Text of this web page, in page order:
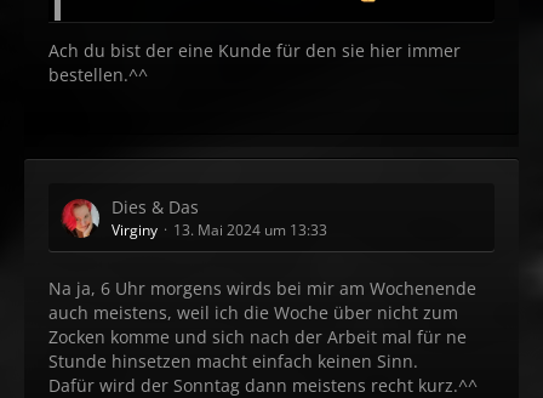
Ach du bist der eine Kunde für den sie hier immer
bestellen.^^
Dies & Das
Virginy 13. Mai 2024 um 13:33
Na ja, 6 Uhr morgens wirds bei mir am Wochenende
auch meistens, weil ich die Woche über nicht zum
Zocken komme und sich nach der Arbeit mal für ne
Stunde hinsetzen macht einfach keinen Sinn.
Dafür wird der Sonntag dann meistens recht kurz.^^